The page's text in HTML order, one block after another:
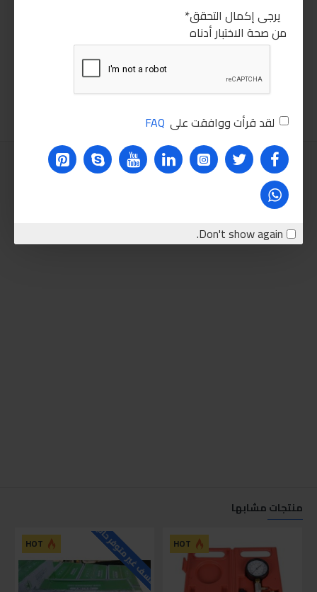
يرجى إكمال التحقق
من صحة الاختبار أدناه
لقد قرأت ووافقت على FAQ
Don't show again.
ساموراي لتلميع السيارات 1لتر
اضافة للسلة
فرشة دقن للشنيور
35.00LE
اضافة للسلة
منتجات مشابها
HOT
HOT للاسف غير متوفر حاليا